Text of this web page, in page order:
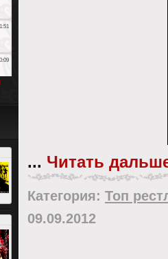
... Читать
Категория: Топ
09.09.2012